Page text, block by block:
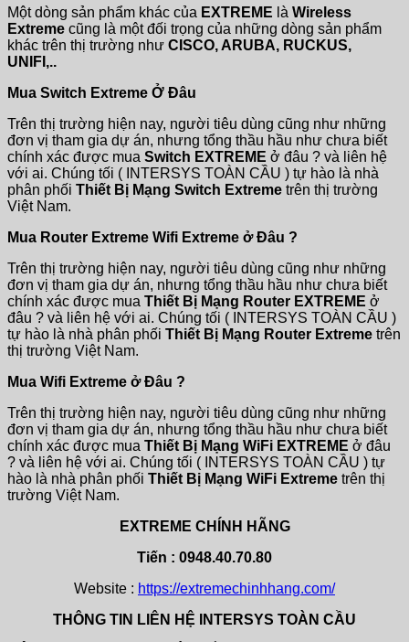
Một dòng sản phẩm khác của EXTREME là Wireless
Extreme cũng là một đối trọng của những dòng sản phẩm
khác trên thị trường như CISCO, ARUBA, RUCKUS,
UNIFI,..
Mua Switch Extreme Ở Đâu
Trên thị trường hiện nay, người tiêu dùng cũng như những
đơn vị tham gia dự án, nhưng tổng thầu hầu như chưa biết
chính xác được mua Switch EXTREME ở đâu ? và liên hệ
với ai. Chúng tối ( INTERSYS TOÀN CẦU ) tự hào là nhà
phân phối Thiết Bị Mạng Switch Extreme trên thị trường
Việt Nam.
Mua Router Extreme Wifi Extreme ở Đâu ?
Trên thị trường hiện nay, người tiêu dùng cũng như những
đơn vị tham gia dự án, nhưng tổng thầu hầu như chưa biết
chính xác được mua Thiết Bị Mạng Router EXTREME ở
đâu ? và liên hệ với ai. Chúng tối ( INTERSYS TOÀN CẦU )
tự hào là nhà phân phối Thiết Bị Mạng Router Extreme trên
thị trường Việt Nam.
Mua Wifi Extreme ở Đâu ?
Trên thị trường hiện nay, người tiêu dùng cũng như những
đơn vị tham gia dự án, nhưng tổng thầu hầu như chưa biết
chính xác được mua Thiết Bị Mạng WiFi EXTREME ở đâu
? và liên hệ với ai. Chúng tối ( INTERSYS TOÀN CẦU ) tự
hào là nhà phân phối Thiết Bị Mạng WiFi Extreme trên thị
trường Việt Nam.
EXTREME CHÍNH HÃNG
Tiến : 0948.40.70.80
Website : https://extremechinhhang.com/
THÔNG TIN LIÊN HỆ INTERSYS TOÀN CẦU